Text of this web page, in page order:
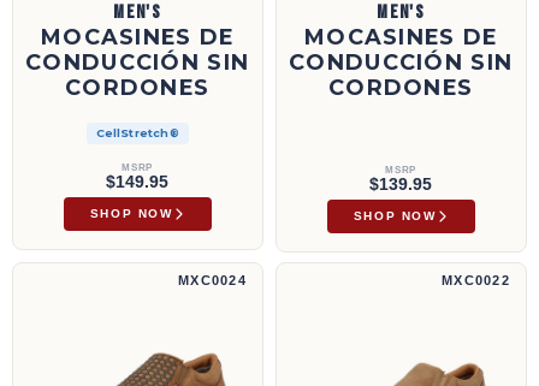
MEN'S
MOCASINES DE
CONDUCCIÓN SIN
CORDONES
CellStretch®
MSRP
$149.95
SHOP NOW
MEN'S
MOCASINES DE
CONDUCCIÓN SIN
CORDONES
MSRP
$139.95
SHOP NOW
Slip-On Driving Moc | MXC0024
MXC0024
Mocasines de conducción sin cordones |
MXC0022